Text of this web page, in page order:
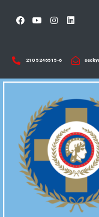
210 5246515-6​